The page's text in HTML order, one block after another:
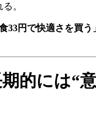
。
食33円で快適さを買う
的には“